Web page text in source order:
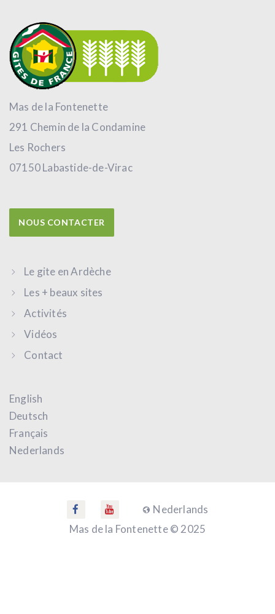
Mas de la Fontenette
291 Chemin de la Condamine
Les Rochers
07150 Labastide-de-Virac
NOUS CONTACTER
Le gite en Ardèche
Les + beaux sites
Activités
Vidéos
Contact
English
Deutsch
Français
Nederlands
Nederlands
Mas de la Fontenette © 2025